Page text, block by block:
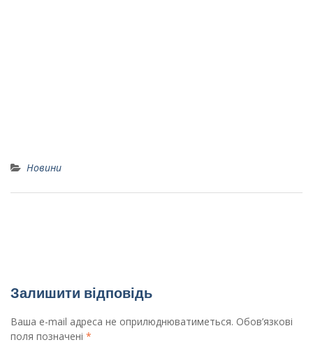
Новини
Залишити відповідь
Ваша e-mail адреса не оприлюднюватиметься. Обов’язкові
поля позначені *